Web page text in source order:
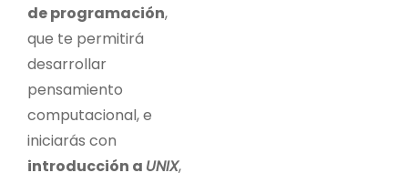
de programación,
que te permitirá
desarrollar
pensamiento
computacional, e
iniciarás con
introducción a UNIX,